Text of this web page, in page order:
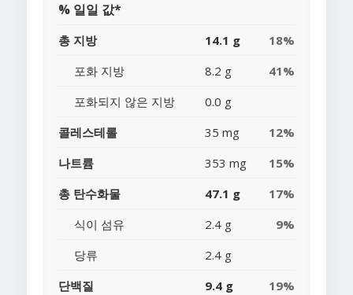
% 일일 값*
총 지방 14.1 g
18%
포화 지방
8.2 g
41%
포화되지 않은 지방
0.0 g
콜레스테롤
35 mg
12%
나트륨
353 mg
15%
총 탄수화물
47.1 g
17%
식이 섬유
2.4 g
9%
당류
2.4 g
단백질
9.4 g 19%